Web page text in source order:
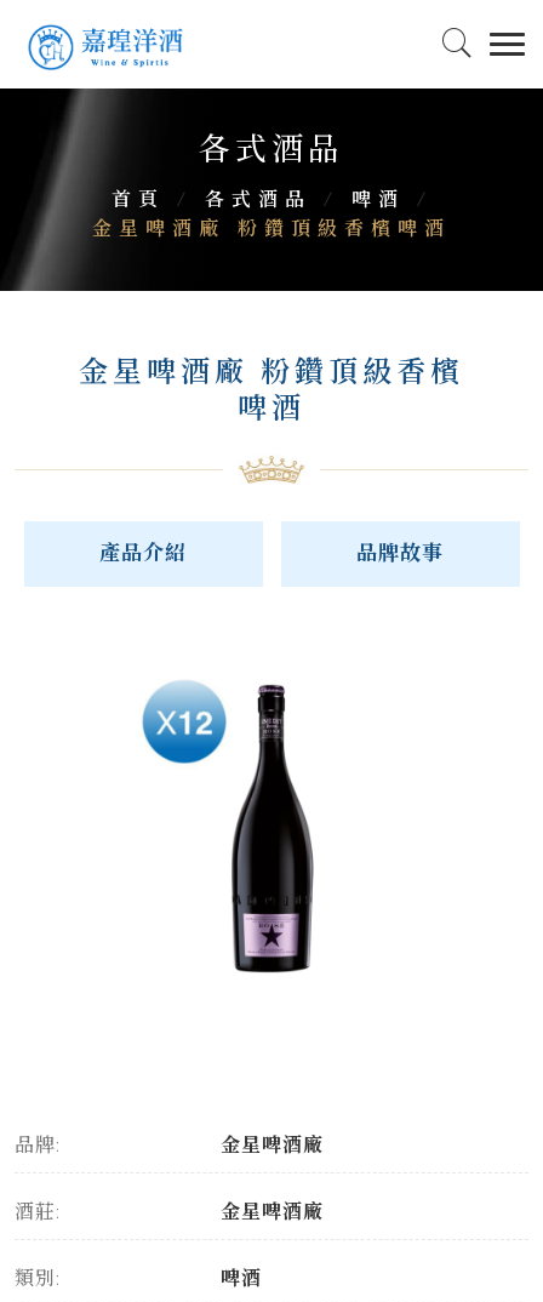
各式酒品
首頁 / 各式酒品 / 啤酒
/
金星啤酒廠 粉鑽頂級香檳啤酒
金星啤酒廠 粉鑽頂級香檳
啤酒
產品介紹 品牌故事
品牌: 金星啤酒廠
酒莊: 金星啤酒廠
類別: 啤酒